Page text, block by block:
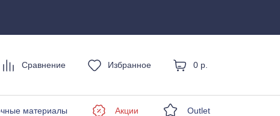
Сравнение Избранное 0 р.
материалы Акции Outlet